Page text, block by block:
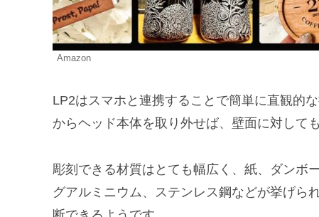
Amazon
LP2はスマホと連携することで簡単に直観的
からヘッド本体を取り外せば、壁面に対して
彫刻できる材質はとても幅広く、紙、ダンボ
グアルミニウム、ステンレス鋼などが挙げら